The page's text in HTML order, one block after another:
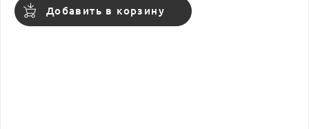
Добавить в корзину